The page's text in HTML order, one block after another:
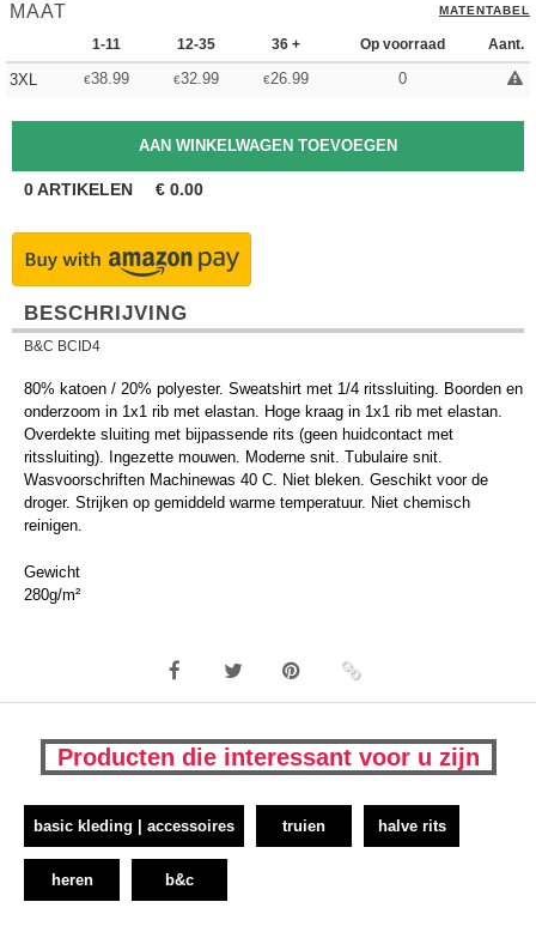
MAAT MATENTABEL
1-11 12-35 36 + Op voorraad Aant.
3XL €38.99 €32.99 €26.99 0
0ARTIKELEN € 0.00
BESCHRIJVING
B&C BCID4
80% katoen / 20% polyester. Sweatshirt met 1/4 ritssluiting. Boorden en
onderzoom in 1x1 rib met elastan. Hoge kraag in 1x1 rib met elastan.
Overdekte sluiting met bijpassende rits (geen huidcontact met
ritssluiting). Ingezette mouwen. Moderne snit. Tubulaire snit.
Wasvoorschriften Machinewas 40 C. Niet bleken. Geschikt voor de
droger. Strijken op gemiddeld warme temperatuur. Niet chemisch
reinigen.
Gewicht
280g/m²
Producten die interessant voor u zijn
basic kleding | accessoires truien halve rits
heren b&c